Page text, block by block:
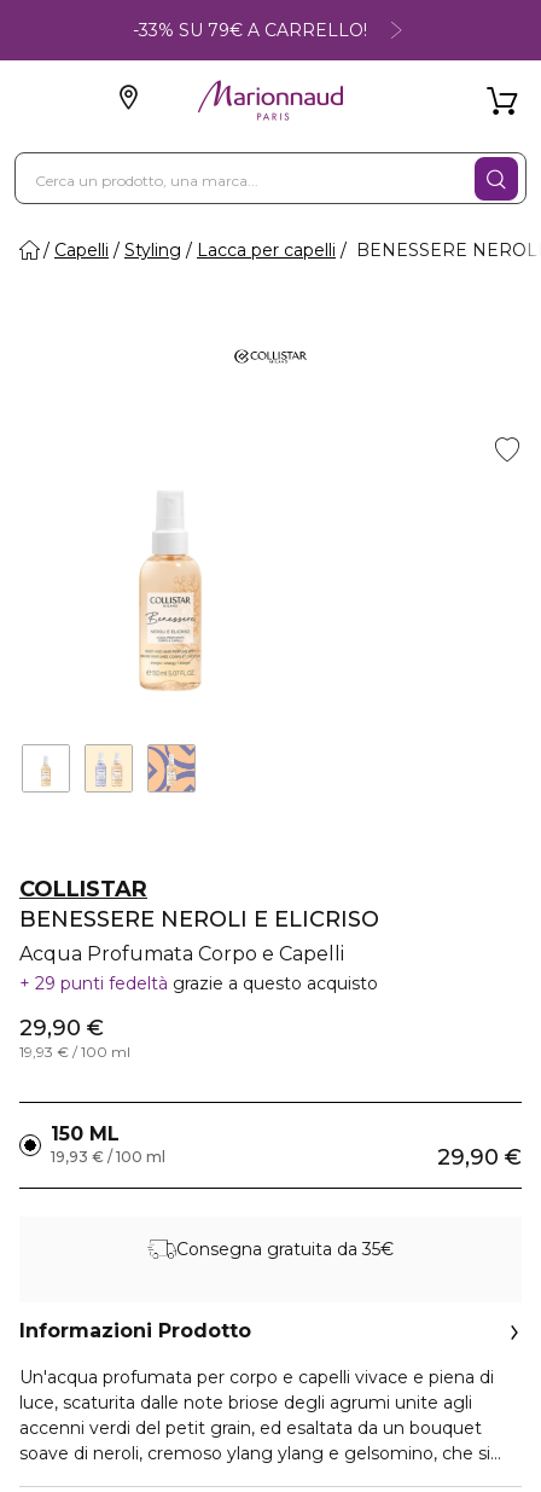
-33% SU 79€ A CARRELLO!
Capelli Styling Lacca per capelli BENESSERE
COLLISTAR
BENESSERE NEROLI E ELICRISO
Acqua Profumata Corpo e Capelli
29 punti fedeltà grazie a questo acquisto
29,90 €
19,93 € / 100 ml
150 ML
29,90 €
19,93 € / 100 ml
Consegna gratuita da 35€
Informazioni Prodotto
Un'acqua profumata per corpo e capelli vivace e piena di
luce, scaturita dalle note briose degli agrumi unite agli
accenni verdi del petit grain, ed esaltata da un bouquet
soave di neroli, cremoso ylang ylang e gelsomino, che si